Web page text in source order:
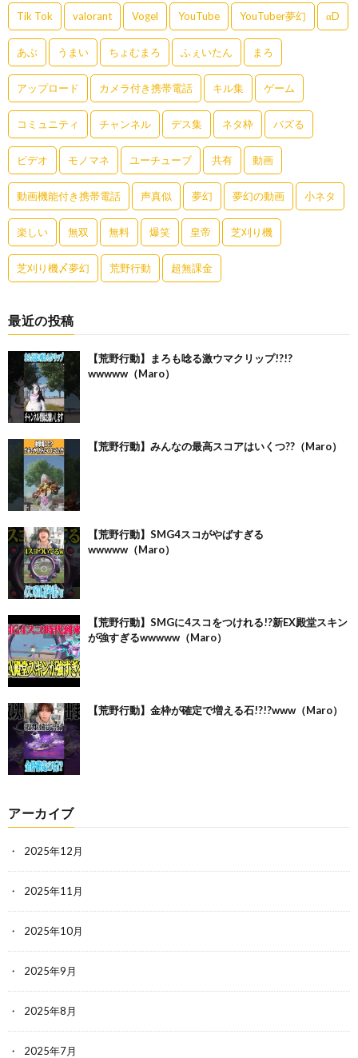
Tik Tok valorant Vogel YouTube YouTuber夢幻 αD
あぶ うまい ちょむまろ ふぇいたん まろ
アップロード カメラ付き携帯電話 キル集 ゲーム
コミュニティ チャンネル デス集 ネタ枠 バズる
ビデオ モノマネ ユーチューブ 共有 動画
動画機能付き携帯電話 声真似 夢幻 夢幻の動画 小ネタ
楽しい 無双 無料 爆笑 皇帝 芝刈り機
芝刈り機〆夢幻 荒野行動 超無課金
最近の投稿
【荒野行動】まろも唸る激ウマクリップ!?!?
wwwww（Maro）
【荒野行動】みんなの最高スコアはいくつ??（Maro）
【荒野行動】SMG4スコがやばすぎる
wwwww（Maro）
【荒野行動】SMGに4スコをつけれる!?新EX殿堂スキン
が強すぎるwwwww（Maro）
【荒野行動】金枠が確定で増える石!?!?www（Maro）
アーカイブ
2025年12月
2025年11月
2025年10月
2025年9月
2025年8月
2025年7月